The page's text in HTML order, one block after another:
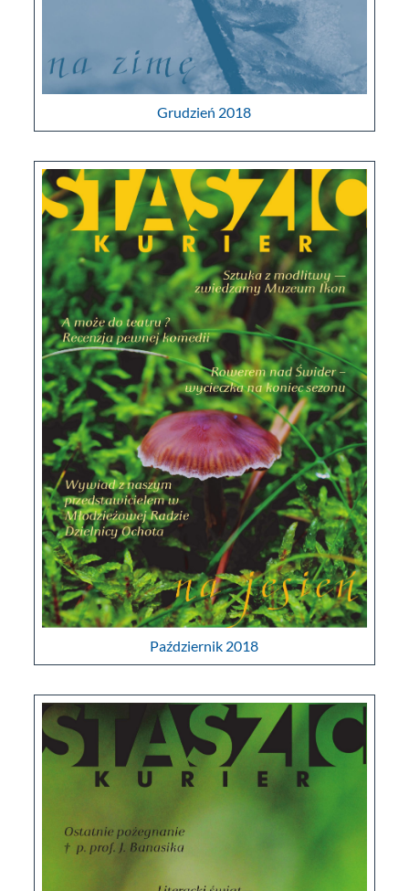
Grudzień 2018
Październik 2018